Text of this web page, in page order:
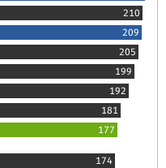
210
209
205
199
192
181
177
174